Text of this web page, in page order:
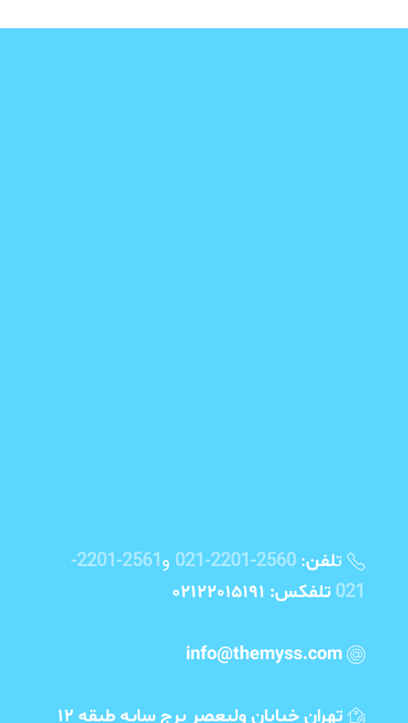
تلفن:
2560-2201-021 و
2561-2201-
021 تلفکس: 02122015191
info@themyss.com
تهران خیابان ولیعصر برج سایه طبقه 12